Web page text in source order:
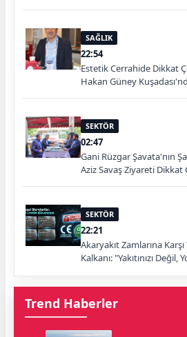
SAĞLIK
22:54
Estetik Cerrahide Dikkat
Hakan Güney
SEKTÖR
02:47
Gani Rüzgar Şavata'nın
Aziz Savaş Ziyareti Dikkat
SEKTÖR
22:21
Akaryakıt Zamlarına
Kalkanı: "Yakıtınızı Değil,
Trend Haberler